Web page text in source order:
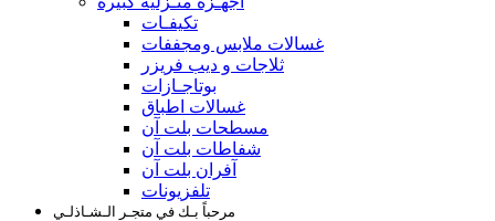
تكيفـات
غسالات ملابس ومجففات
ثلاجات و ديب فريزر
بوتاجـازات
غسالات اطباق
مسطحات بلت آن
شفاطات بلت آن
آفران بلت آن
تلفزيونات
مرحباً بـك في متجـر الـشـاذلـي